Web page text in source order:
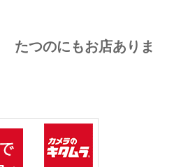
たつのにもお店ありま